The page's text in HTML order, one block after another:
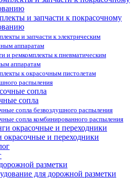
и запчасти к покрасочному
и запчасти к электрическим
аппаратам
и ремкомплекты к пневматическим
аппаратам
к окрасочным пистолетам
распыления
сопла
сопла безвоздушного распыления
сопла комбинированного распыления
и переходники
разметки